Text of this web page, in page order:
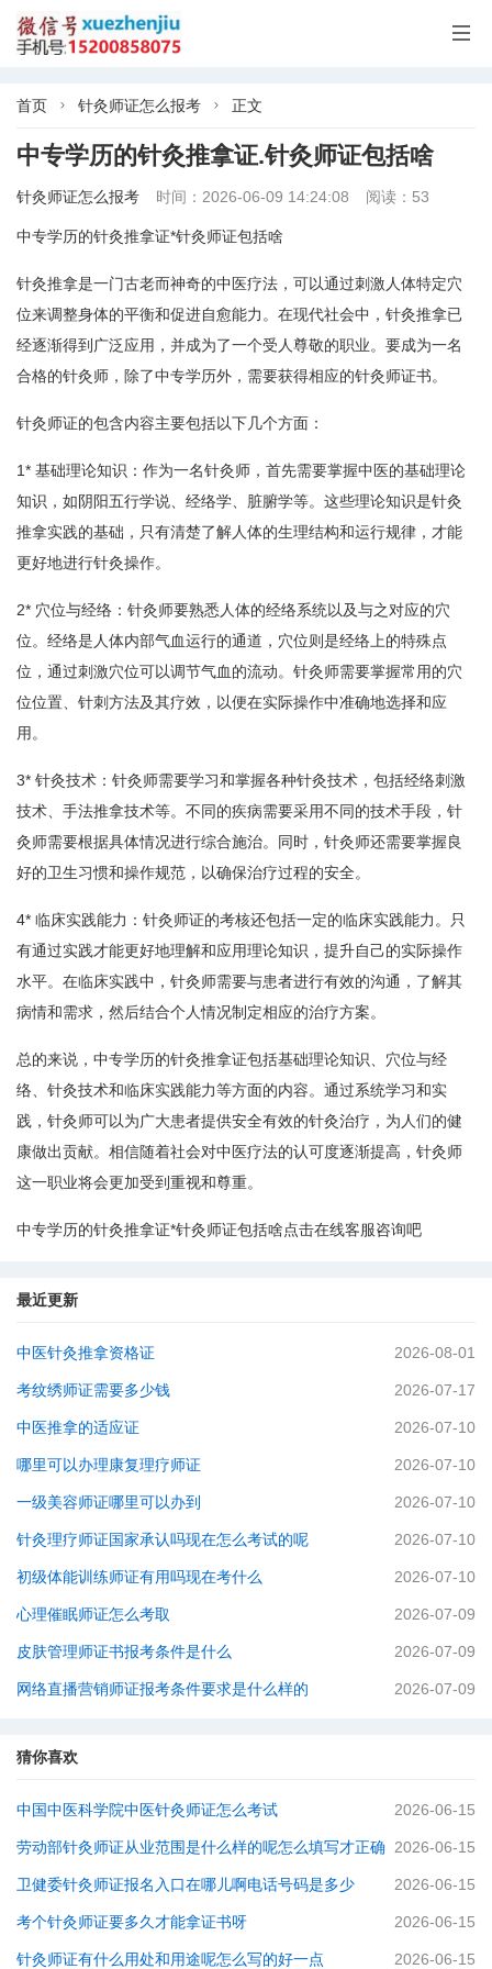

首页  针灸师证怎么报考  正文
中专学历的针灸推拿证.针灸师证包括啥
针灸师证怎么报考 时间：2026-06-09 14:24:08 阅读：53
中专学历的针灸推拿证*针灸师证包括啥
针灸推拿是一门古老而神奇的中医疗法，可以通过刺激人体特定穴
位来调整身体的平衡和促进自愈能力。在现代社会中，针灸推拿已
经逐渐得到广泛应用，并成为了一个受人尊敬的职业。要成为一名
合格的针灸师，除了中专学历外，需要获得相应的针灸师证书。
针灸师证的包含内容主要包括以下几个方面：
1* 基础理论知识：作为一名针灸师，首先需要掌握中医的基础理论
知识，如阴阳五行学说、经络学、脏腑学等。这些理论知识是针灸
推拿实践的基础，只有清楚了解人体的生理结构和运行规律，才能
更好地进行针灸操作。
2* 穴位与经络：针灸师要熟悉人体的经络系统以及与之对应的穴
位。经络是人体内部气血运行的通道，穴位则是经络上的特殊点
位，通过刺激穴位可以调节气血的流动。针灸师需要掌握常用的穴
位位置、针刺方法及其疗效，以便在实际操作中准确地选择和应
用。
3* 针灸技术：针灸师需要学习和掌握各种针灸技术，包括经络刺激
技术、手法推拿技术等。不同的疾病需要采用不同的技术手段，针
灸师需要根据具体情况进行综合施治。同时，针灸师还需要掌握良
好的卫生习惯和操作规范，以确保治疗过程的安全。
4* 临床实践能力：针灸师证的考核还包括一定的临床实践能力。只
有通过实践才能更好地理解和应用理论知识，提升自己的实际操作
水平。在临床实践中，针灸师需要与患者进行有效的沟通，了解其
病情和需求，然后结合个人情况制定相应的治疗方案。
总的来说，中专学历的针灸推拿证包括基础理论知识、穴位与经
络、针灸技术和临床实践能力等方面的内容。通过系统学习和实
践，针灸师可以为广大患者提供安全有效的针灸治疗，为人们的健
康做出贡献。相信随着社会对中医疗法的认可度逐渐提高，针灸师
这一职业将会更加受到重视和尊重。
中专学历的针灸推拿证*针灸师证包括啥点击在线客服咨询吧
最近更新
中医针灸推拿资格证 2026-08-01
考纹绣师证需要多少钱 2026-07-17
中医推拿的适应证 2026-07-10
哪里可以办理康复理疗师证 2026-07-10
一级美容师证哪里可以办到 2026-07-10
针灸理疗师证国家承认吗现在怎么考试的呢 2026-07-10
初级体能训练师证有用吗现在考什么 2026-07-10
心理催眠师证怎么考取 2026-07-09
皮肤管理师证书报考条件是什么 2026-07-09
网络直播营销师证报考条件要求是什么样的 2026-07-09
猜你喜欢
中国中医科学院中医针灸师证怎么考试 2026-06-15
劳动部针灸师证从业范围是什么样的呢怎么填写才正确 2026-06-15
卫健委针灸师证报名入口在哪儿啊电话号码是多少 2026-06-15
考个针灸师证要多久才能拿证书呀 2026-06-15
针灸师证有什么用处和用途呢怎么写的好一点 2026-06-15